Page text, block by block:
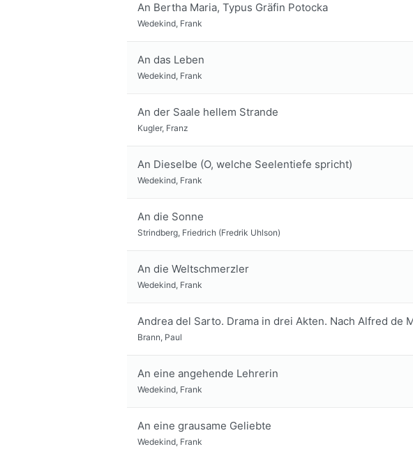
An Bertha Maria, Typus Gräfin Potocka
Wedekind, Frank
An das Leben
Wedekind, Frank
An der Saale hellem Strande
Kugler, Franz
An Dieselbe (O, welche Seelentiefe spricht)
Wedekind, Frank
An die Sonne
Strindberg, Friedrich (Fredrik Uhlson)
An die Weltschmerzler
Wedekind, Frank
Andrea del Sarto. Drama in drei Akten. Nach Alfred de
Brann, Paul
An eine angehende Lehrerin
Wedekind, Frank
An eine grausame Geliebte
Wedekind, Frank